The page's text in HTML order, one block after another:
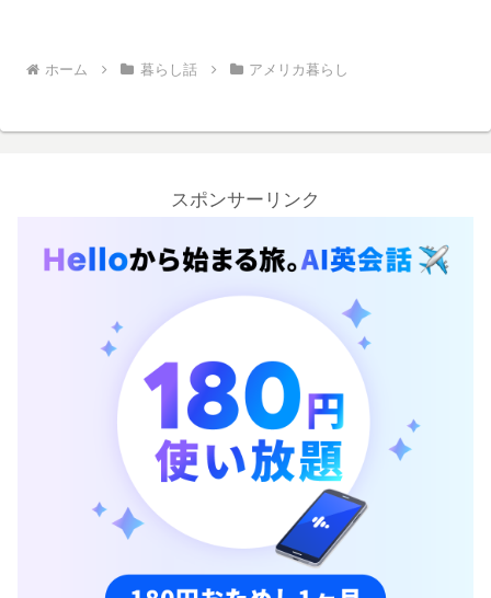
ホーム 暮らし話 アメリカ暮らし
スポンサーリンク